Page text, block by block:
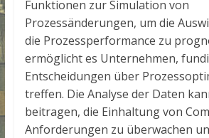
Funktionen zur Simulation von
Prozessänderungen, um die
die Prozessperformance zu
ermöglicht es Unternehmen,
Entscheidungen über
treffen. Die Analyse der Daten
beitragen, die Einhaltung von
Anforderungen zu überwachen